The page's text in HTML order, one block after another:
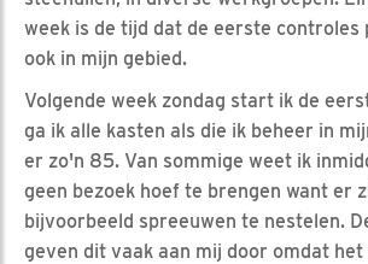
week is de tijd dat de eerste controles
ook in mijn gebied.
Volgende week zondag start ik de
ga ik alle kasten als die ik beheer in
er zo'n 85. Van sommige weet ik
geen bezoek hoef te brengen want er
bijvoorbeeld spreeuwen te nestelen.
geven dit vaak aan mij door omdat